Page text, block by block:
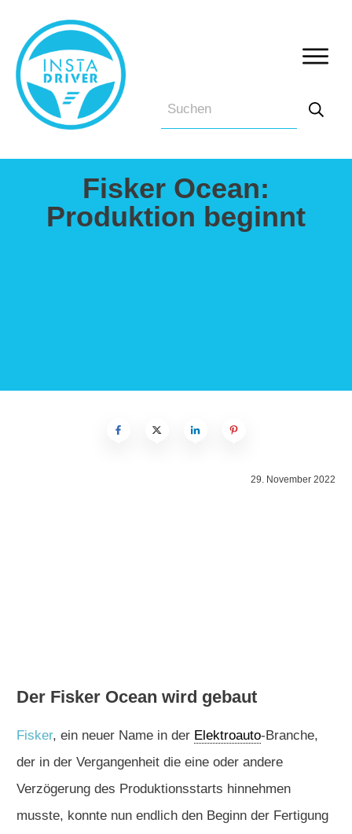
Fisker Ocean:
Produktion beginnt
29. November 2022
Der Fisker Ocean wird gebaut
Fisker, ein neuer Name in der Elektroauto-Branche,
der in der Vergangenheit die eine oder andere
Verzögerung des Produktionsstarts hinnehmen
musste, konnte nun endlich den Beginn der Fertigung